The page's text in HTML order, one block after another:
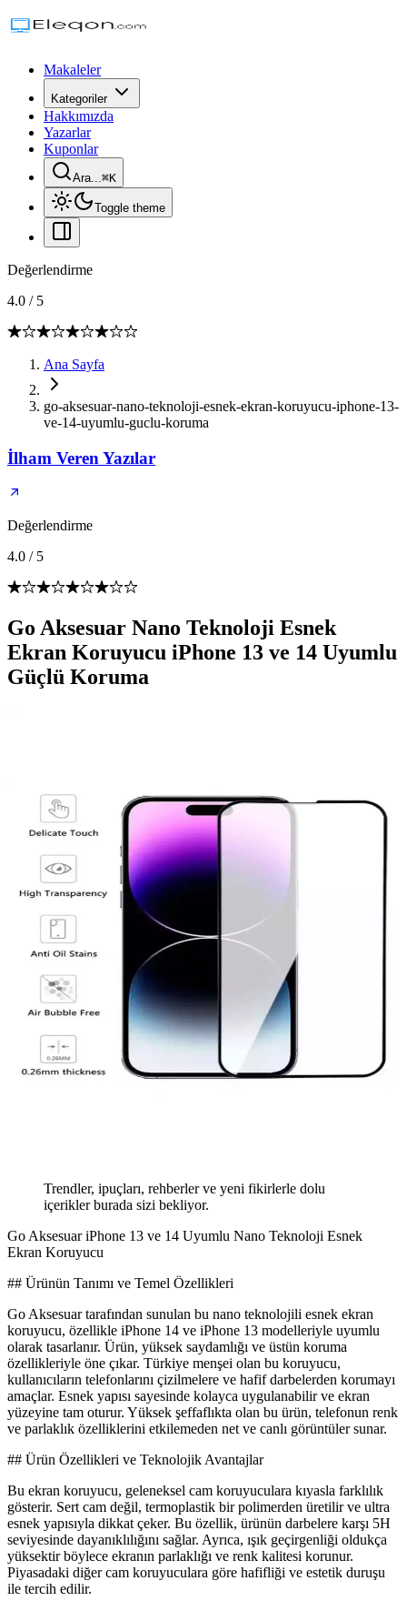
Makaleler
Kategoriler
Hakkımızda
Yazarlar
Kuponlar
Ara...⌘K
Toggle theme
Değerlendirme
4.0 / 5
Ana Sayfa
go-aksesuar-nano-teknoloji-esnek-ekran-koruyucu-iphone-13-
ve-14-uyumlu-guclu-koruma
İlham Veren Yazılar
Değerlendirme
4.0 / 5
Go Aksesuar Nano Teknoloji Esnek
Ekran Koruyucu iPhone 13 ve 14 Uyumlu
Güçlü Koruma
Trendler, ipuçları, rehberler ve yeni fikirlerle dolu
içerikler burada sizi bekliyor.
Go Aksesuar iPhone 13 ve 14 Uyumlu Nano Teknoloji Esnek
Ekran Koruyucu
## Ürünün Tanımı ve Temel Özellikleri
Go Aksesuar tarafından sunulan bu nano teknolojili esnek ekran
koruyucu, özellikle iPhone 14 ve iPhone 13 modelleriyle uyumlu
olarak tasarlanır. Ürün, yüksek saydamlığı ve üstün koruma
özellikleriyle öne çıkar. Türkiye menşei olan bu koruyucu,
kullanıcıların telefonlarını çizilmelere ve hafif darbelerden korumayı
amaçlar. Esnek yapısı sayesinde kolayca uygulanabilir ve ekran
yüzeyine tam oturur. Yüksek şeffaflıkta olan bu ürün, telefonun renk
ve parlaklık özelliklerini etkilemeden net ve canlı görüntüler sunar.
## Ürün Özellikleri ve Teknolojik Avantajlar
Bu ekran koruyucu, geleneksel cam koruyuculara kıyasla farklılık
gösterir. Sert cam değil, termoplastik bir polimerden üretilir ve ultra
esnek yapısıyla dikkat çeker. Bu özellik, ürünün darbelere karşı 5H
seviyesinde dayanıklılığını sağlar. Ayrıca, ışık geçirgenliği oldukça
yüksektir böylece ekranın parlaklığı ve renk kalitesi korunur.
Piyasadaki diğer cam koruyuculara göre hafifliği ve estetik duruşu
ile tercih edilir.